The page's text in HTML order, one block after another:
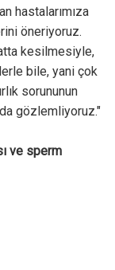
hastalarımıza
öneriyoruz.
kesilmesiyle,
bile, yani çok
sorununun
gözlemliyoruz."
ve sperm